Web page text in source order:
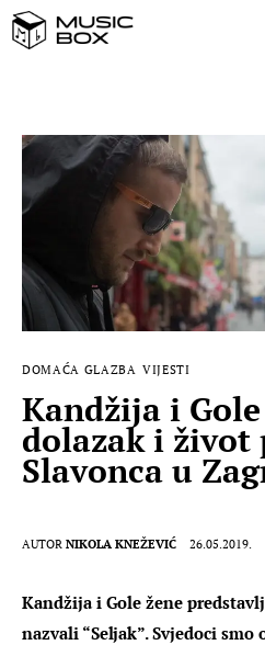
NASLOVNICA
DOMAĆA GLAZBA
STRANA GLAZBA
FILM
MUSIC BOX
DOMAĆA GLAZBA VIJESTI
Kandžija i
dolazak i život
Slavonca u
AUTOR NIKOLA KNEŽEVIĆ 26.05.2019.
Kandžija i Gole žene
nazvali “Seljak”. Svjedoci